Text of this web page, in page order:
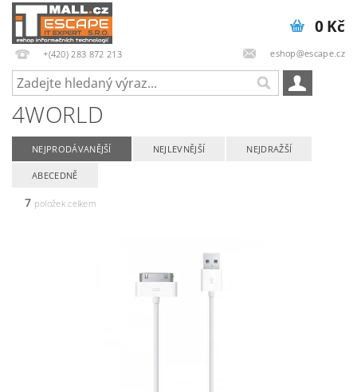
+(420) 283 872 213 eshop@escape.cz
0 Kč
4WORLD
NEJPRODÁVANĚJŠÍ NEJLEVNĚJŠÍ NEJDRAŽŠÍ
ABECEDNĚ
7 položek celkem